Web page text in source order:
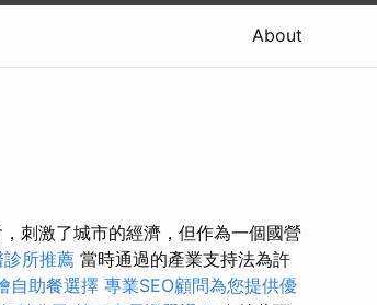
About
刺激了城市的經濟，但作為一個國營
診所推薦 當時通過的產業支持法為許
自助餐選擇 專業SEO顧問為您提供優